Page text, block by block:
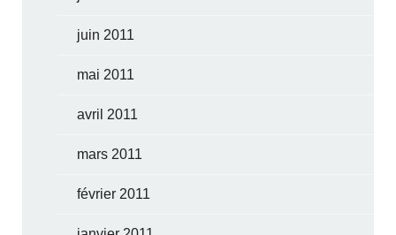
juin 2011
mai 2011
avril 2011
mars 2011
février 2011